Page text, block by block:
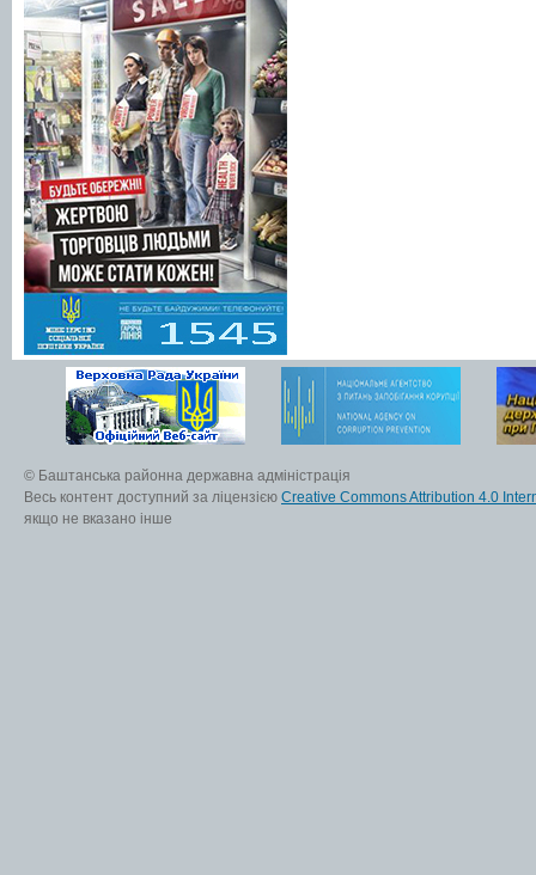
© Баштанська районна державна адміністрація
Весь контент доступний за ліцензією Creative Commons Attribution 4.0
якщо не вказано інше